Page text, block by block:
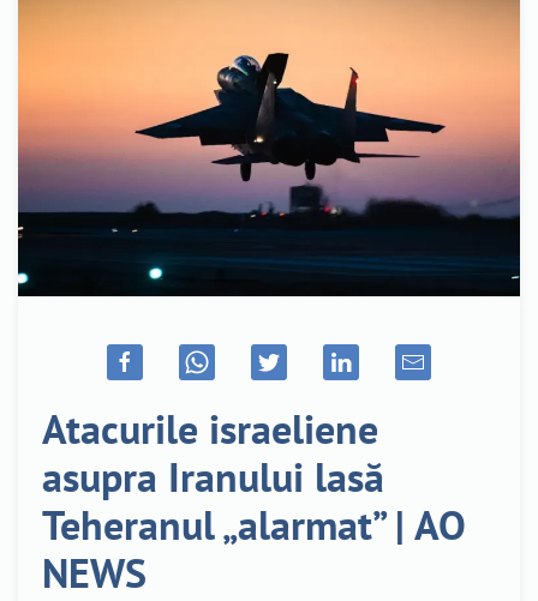
Atacurile israeliene
asupra Iranului lasă
Teheranul „alarmat” | AO
NEWS